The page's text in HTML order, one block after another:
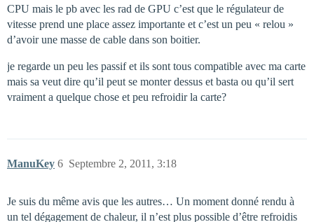
CPU mais le pb avec les rad de GPU c’est que le régulateur de
vitesse prend une place assez importante et c’est un peu « relou »
d’avoir une masse de cable dans son boitier.
je regarde un peu les passif et ils sont tous compatible avec ma carte
mais sa veut dire qu’il peut se monter dessus et basta ou qu’il sert
vraiment a quelque chose et peu refroidir la carte?
ManuKey Septembre 2, 2011, 3:18
6
Je suis du même avis que les autres… Un moment donné rendu à
un tel dégagement de chaleur, il n’est plus possible d’être refroidis